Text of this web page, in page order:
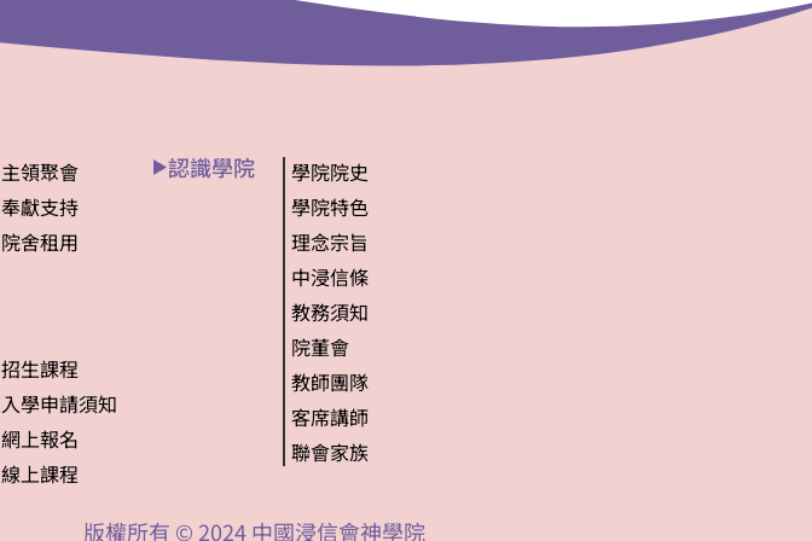
主領聚會
奉獻支持
院舍租用
招生課程
入學申請須知
網上報名
線上課程
認識學院
學院院史
學院特色
理念宗旨
中浸信條
教務須知
院董會
教師團隊
客席講師
聯會家族
版權所有 © 2024 中國浸信會神學院